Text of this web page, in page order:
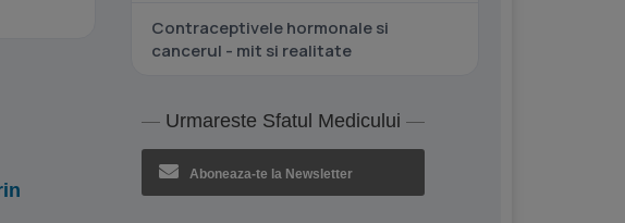
Contraceptivele hormonale si
cancerul - mit si realitate
Urmareste Sfatul Medicului
Aboneaza-te la Newsletter